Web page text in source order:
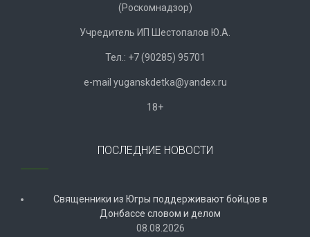
(Роскомнадзор)
Учредитель ИП Шестопалов Ю.А.
Тел.: +7 (90285) 95701
e-mail yuganskdetka@yandex.ru
18+
ПОСЛЕДНИЕ НОВОСТИ
Священники из Югры поддерживают бойцов в
Донбассе словом и делом
08.08.2026